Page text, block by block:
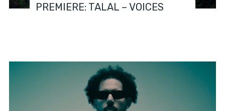
PREMIERE: TALAL – VOICES